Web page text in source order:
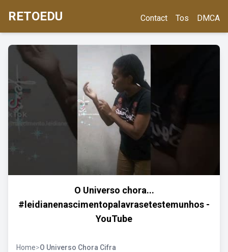
RETOEDU Contact Tos DMCA
O Universo chora...
#leidianenascimentopalavrasetestemunhos -
YouTube
Home>O Universo Chora Cifra